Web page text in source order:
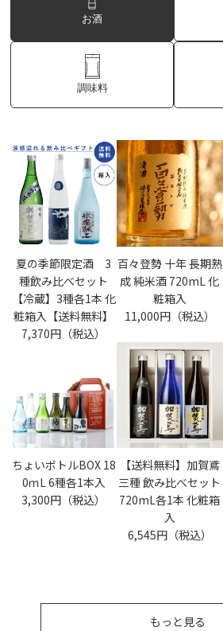
お酒
調味料
夏の季節限定酒 3
種飲み比べセット
【冷蔵】3種各1本 化
粧箱入【送料無料】
7,370円（税込）
百々登勢 十年 長期熟
成 純米酒 720mL 化
粧箱入
11,000円（税込）
ちょいボトルBOX 18
0ｍL 6種各1本入
3,300円（税込）
【送料無料】加賀鳶
三種 飲み比べセット
720mL各1本 化粧箱
入
6,545円（税込）
もっと見る